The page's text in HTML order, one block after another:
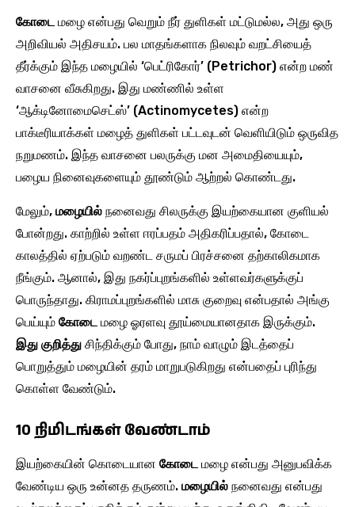
கோடை மழை என்பது வெறும் நீர் துளிகள் மட்டுமல்ல, அது ஒரு
அறிவியல் அதிசயம். பல மாதங்களாக நிலவும் வறட்சியைத்
தீர்க்கும் இந்த மழையில் ‘பெட்ரிகோர்’ (Petrichor) என்ற மண்
வாசனை வீசுகிறது. இது மண்ணில் உள்ள
‘ஆக்டினோமைசெட்ஸ்’ (Actinomycetes) என்ற
பாக்டீரியாக்கள் மழைத் துளிகள் பட்டவுடன் வெளியிடும் ஒருவித
நறுமணம். இந்த வாசனை பலருக்கு மன அமைதியையும்,
பழைய நினைவுகளையும் தூண்டும் ஆற்றல் கொண்டது.
மேலும், மழையில் நனைவது சிலருக்கு இயற்கையான குளியல்
போன்றது. காற்றில் உள்ள ஈரப்பதம் அதிகரிப்பதால், கோடை
காலத்தில் ஏற்படும் வறண்ட சருமப் பிரச்சனை தற்காலிகமாக
நீங்கும். ஆனால், இது நகர்ப்புறங்களில் உள்ளவர்களுக்குப்
பொருந்தாது. கிராமப்புறங்களில் மாசு குறைவு என்பதால் அங்கு
பெய்யும் கோடை மழை ஓரளவு தூய்மையானதாக இருக்கும்.
இது குறித்து சிந்திக்கும் போது, நாம் வாழும் இடத்தைப்
பொறுத்தும் மழையின் தரம் மாறுபடுகிறது என்பதைப் புரிந்து
கொள்ள வேண்டும்.
10 நிமிடங்கள் வேண்டாம்
இயற்கையின் கொடையான கோடை மழை என்பது அனுபவிக்க
வேண்டிய ஒரு உன்னத தருணம். மழையில் நனைவது என்பது